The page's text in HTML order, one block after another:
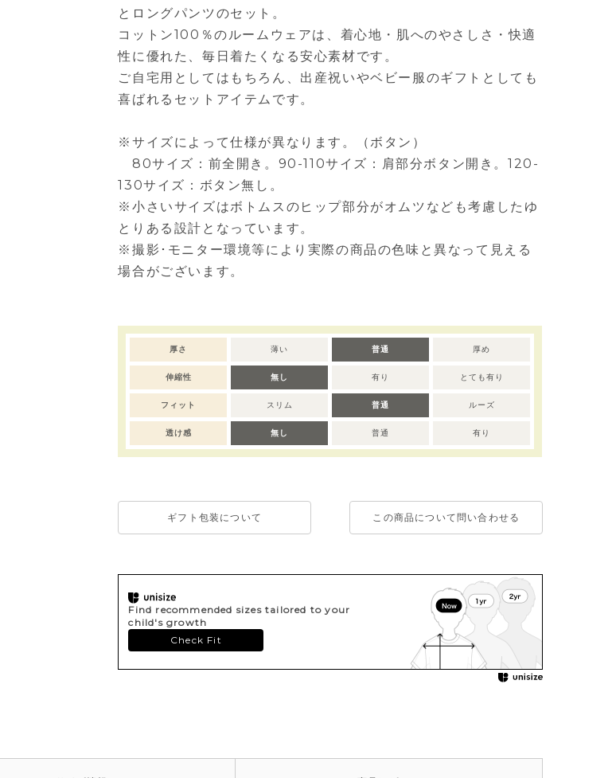
とロングパンツのセット。
コットン100％のルームウェアは、着心地・肌へのやさしさ・快適
性に優れた、毎日着たくなる安心素材です。
ご自宅用としてはもちろん、出産祝いやベビー服のギフトとしても
喜ばれるセットアイテムです。
※サイズによって仕様が異なります。（ボタン）
80サイズ：前全開き。90-110サイズ：肩部分ボタン開き。120-
130サイズ：ボタン無し。
※小さいサイズはボトムスのヒップ部分がオムツなども考慮したゆ
とりある設計となっています。
※撮影･モニター環境等により実際の商品の色味と異なって見える
場合がございます。
厚さ 薄い 普通 厚め
伸縮性 無し 有り とても有り
フィット スリム 普通 ルーズ
透け感 無し 普通 有り
ギフト包装について この商品について問い合わせる
Find recommended sizes tailored to your
child's growth
Check Fit